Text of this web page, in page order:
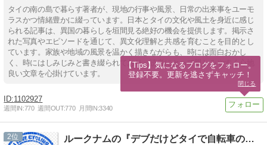
タイの南の島で暮らす著者が、現地の行事や風景、日常の出来事をユーモ
ラスかつ情緒豊かに綴っています。日本とタイの文化や風土を身近に感じ
られる記事は、異国の暮らしを垣間見る絶好の機会を提供します。掲示さ
れた写真やエピソードを通じて、異文化理解と共感を育むことを目的とし
ています。家族や地域の風景を温かく描きながらも、時には面白おかし
く、時にはしみじみと書き綴られており、読者にとって親しみやすく心地
良い文章を心掛けています。
1102927
週間IN:770 週間OUT:770 月間IN:3340
2 ルークナムの『デブだけどタイで自転車のってます。』
【Tips】気になるブログをフォロー。
登録不要。更新を逃さずキャッチ！
閉じる